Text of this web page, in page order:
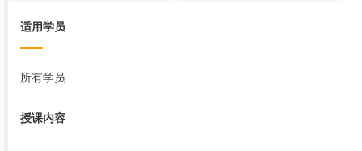
适用学员
所有学员
授课内容